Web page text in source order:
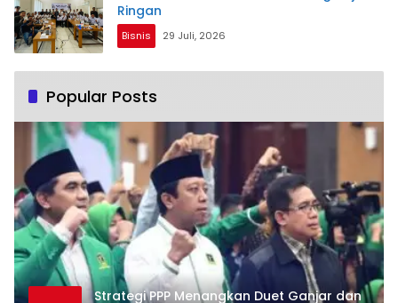
Ringan
Bisnis 29 Juli, 2026
Popular Posts
Strategi PPP Menangkan Duet Ganjar dan